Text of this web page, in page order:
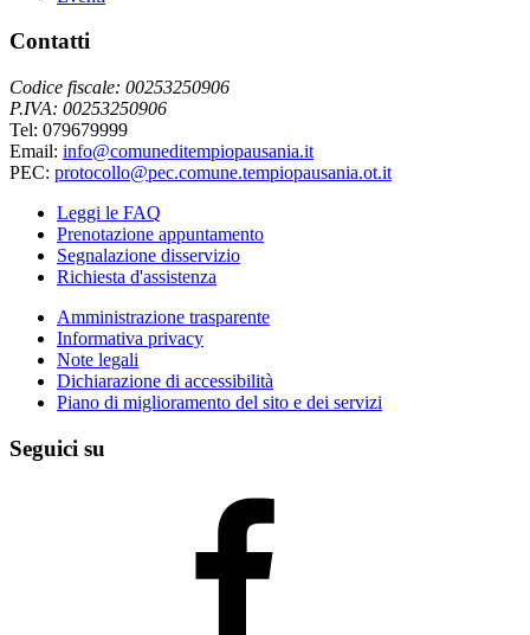
Contatti
Codice fiscale: 00253250906
P.IVA: 00253250906
Tel: 079679999
Email: info@comuneditempiopausania.it
PEC: protocollo@pec.comune.tempiopausania.ot.it
Leggi le FAQ
Prenotazione appuntamento
Segnalazione disservizio
Richiesta d'assistenza
Amministrazione trasparente
Informativa privacy
Note legali
Dichiarazione di accessibilità
Piano di miglioramento del sito e dei servizi
Seguici su